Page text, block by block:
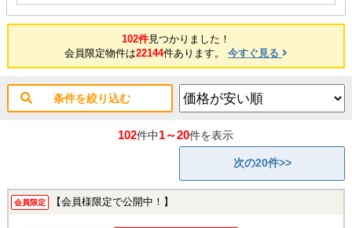
102件見つかりました！
会員限定物件は22144件あります。 今すぐ見る
条件を絞り込む
102件中1～20件を表示
次の20件>>
会員限定 【会員様限定で公開中！】